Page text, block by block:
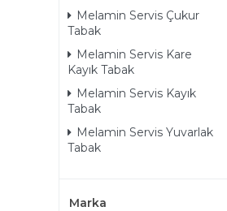
Melamin Servis Çukur
Tabak
Melamin Servis Kare
Kayık Tabak
Melamin Servis Kayık
Tabak
Melamin Servis Yuvarlak
Tabak
Marka